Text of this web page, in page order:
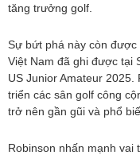
tăng trưởng golf.
Sự bứt phá này còn
Việt Nam đã ghi được tại
US Junior Amateur
triển các sân golf công
trở nên gần gũi và phổ
Robinson nhấn mạnh vai